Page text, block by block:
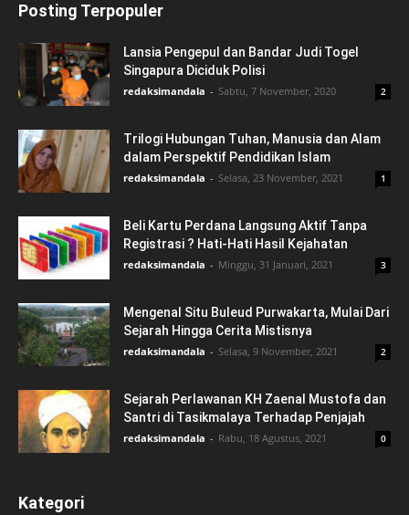
Posting Terpopuler
Lansia Pengepul dan Bandar Judi Togel
Singapura Diciduk Polisi
redaksimandala - Sabtu, 7 November, 2020 2
Trilogi Hubungan Tuhan, Manusia dan Alam
dalam Perspektif Pendidikan Islam
redaksimandala - Selasa, 23 November, 2021 1
Beli Kartu Perdana Langsung Aktif Tanpa
Registrasi ? Hati-Hati Hasil Kejahatan
redaksimandala - Minggu, 31 Januari, 2021 3
Mengenal Situ Buleud Purwakarta, Mulai Dari
Sejarah Hingga Cerita Mistisnya
redaksimandala - Selasa, 9 November, 2021 2
Sejarah Perlawanan KH Zaenal Mustofa dan
Santri di Tasikmalaya Terhadap Penjajah
redaksimandala - Rabu, 18 Agustus, 2021 0
Kategori